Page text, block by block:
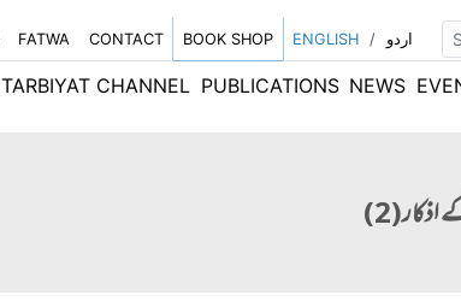
FATWA CONTACT BOOK SHOP ENGLISH / اردو
TARBIYAT CHANNEL PUBLICATIONS NEWS